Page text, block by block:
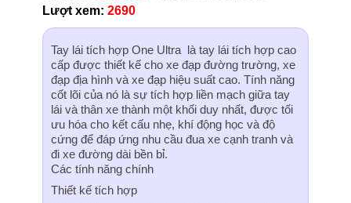
Lượt xem: 2690
Tay lái tích hợp One Ultra là tay lái tích hợp cao
cấp được thiết kế cho xe đạp đường trường, xe
đạp địa hình và xe đạp hiệu suất cao. Tính năng
cốt lõi của nó là sự tích hợp liền mạch giữa tay
lái và thân xe thành một khối duy nhất, được tối
ưu hóa cho kết cấu nhẹ, khí động học và độ
cứng để đáp ứng nhu cầu đua xe cạnh tranh và
đi xe đường dài bền bỉ.
Các tính năng chính
Thiết kế tích hợp